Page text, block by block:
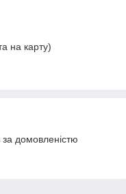
на карту)
домовленістю